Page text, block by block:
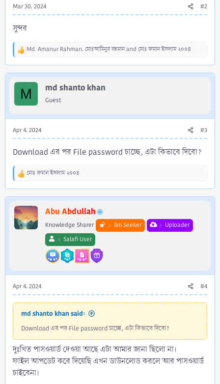
Mar 30, 2024 #2
সুন্দর
R
a
o
:
Md. Amanur Rahman, মোঃআমিনুর রহমানand মোঃ রুমান ইসলাম ২০০৪
M md shanto khan
Guest
Apr 4, 2024 #3
Download এর পর File password চাচ্ছে, এটা কিভাবে দিবো?
R
a
t
i
o
মোঃ রুমান ইসলাম ২০০৪
Abu Abdullah
Knowledge Sharer ilm Seeker
Uploader
Salafi User
Apr 4, 2024 #4
md shanto khan said:
Download এর পর File password চাচ্ছে, এটা কিভাবে দিবো?
দুঃখিত পাসওয়ার্ড দেওয়া আছে এটা আমার জানা ছিলো না।
ফাইল আপডেট করে দিয়েছি এখন ডাউনলোড করলে আর পাসওয়ার্ড
চাইবেনা।